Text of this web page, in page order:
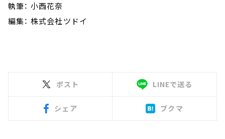
執筆： 小西花奈
編集： 株式会社ツドイ
ポスト LINEで送る
シェア ブクマ